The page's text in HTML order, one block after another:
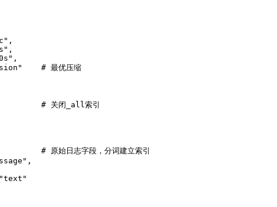
# 最优压缩
# 关闭_all索引
# 原始日志字段，分词建立索引